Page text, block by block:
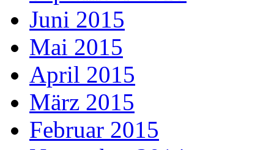
Juni 2015
Mai 2015
April 2015
März 2015
Februar 2015